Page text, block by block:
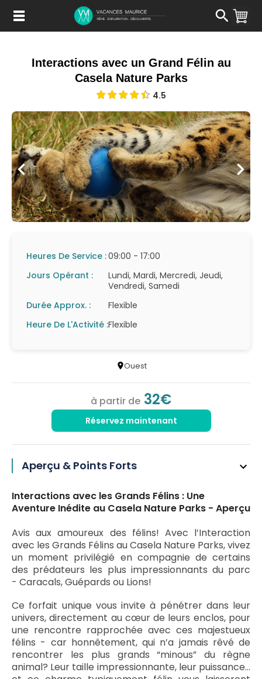
Contenu
Interactions avec un Grand Félin au
Casela Nature Parks
4.5
Heures De Service :09:00 - 17:00
Jours Opérant :
Lundi, Mardi, Mercredi, Jeudi,
Vendredi, Samedi
Durée Approx. :
Flexible
Heure De L'Activité :Flexible
Ouest
à partir de 32€
Réservez maintenant
Aperçu & Points Forts
Interactions avec les Grands Félins : Une
Aventure Inédite au Casela Nature Parks - Aperçu
Avis aux amoureux des félins! Avec l’Interaction
avec les Grands Félins au Casela Nature Parks, vivez
un moment privilégié en compagnie de certains
des prédateurs les plus impressionnants du parc
- Caracals, Guépards ou Lions!
Ce forfait unique vous invite à pénétrer dans leur
univers, directement au cœur de leurs enclos, pour
une rencontre rapprochée avec ces majestueux
félins - car honnêtement, qui n’a jamais rêvé de
rencontrer les plus grands “minous” du règne
animal? Leur taille impressionnante, leur puissance…